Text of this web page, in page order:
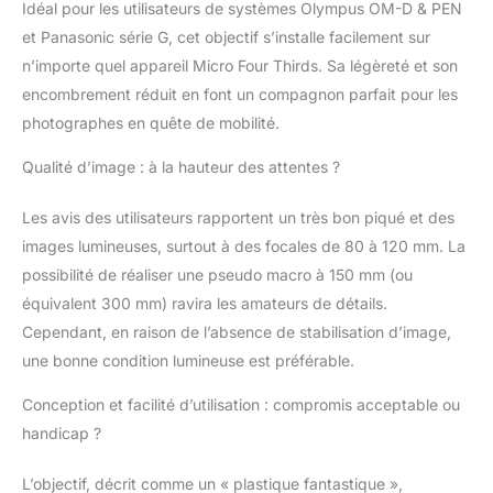
l'image Autofocus
rapide quasi-silencieux
Contenu de l'emballage
: Objectif, capuchon
d'objectif LC-37B,
arrière pour les
2), bague de
décoration de l'objectif
(DR-40), mode
d'emploi, carte de
garantie
Idéal pour les utilisateurs de systèmes Olympus OM-D & PEN
et Panasonic série G, cet objectif s’installe facilement sur
n’importe quel appareil Micro Four Thirds. Sa légèreté et son
encombrement réduit en font un compagnon parfait pour les
photographes en quête de mobilité.
Qualité d’image : à la hauteur des attentes ?
Les avis des utilisateurs rapportent un très bon piqué et des
images lumineuses, surtout à des focales de 80 à 120 mm. La
possibilité de réaliser une pseudo macro à 150 mm (ou
équivalent 300 mm) ravira les amateurs de détails.
Cependant, en raison de l’absence de stabilisation d’image,
une bonne condition lumineuse est préférable.
Conception et facilité d’utilisation : compromis acceptable ou
handicap ?
L’objectif, décrit comme un « plastique fantastique »,